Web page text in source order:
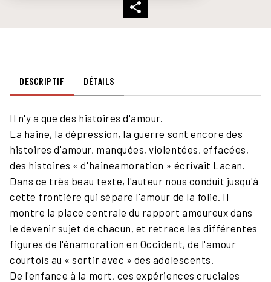
DESCRIPTIF DÉTAILS
Il n'y a que des histoires d'amour.
La haine, la dépression, la guerre sont encore des
histoires d'amour, manquées, violentées, effacées,
des histoires « d'haineamoration » écrivait Lacan.
Dans ce très beau texte, l'auteur nous conduit jusqu'à
cette frontière qui sépare l'amour de la folie. Il
montre la place centrale du rapport amoureux dans
le devenir sujet de chacun, et retrace les différentes
figures de l'énamoration en Occident, de l'amour
courtois au « sortir avec » des adolescents.
De l'enfance à la mort, ces expériences cruciales